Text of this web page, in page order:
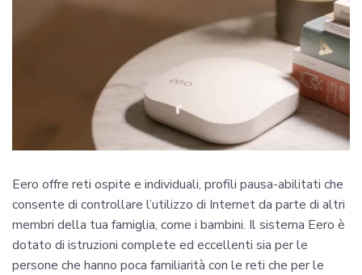
Eero offre reti ospite e individuali, profili pausa-abilitati che
consente di controllare l’utilizzo di Internet da parte di altri
membri della tua famiglia, come i bambini. Il sistema Eero è
dotato di istruzioni complete ed eccellenti sia per le
persone che hanno poca familiarità con le reti che per le